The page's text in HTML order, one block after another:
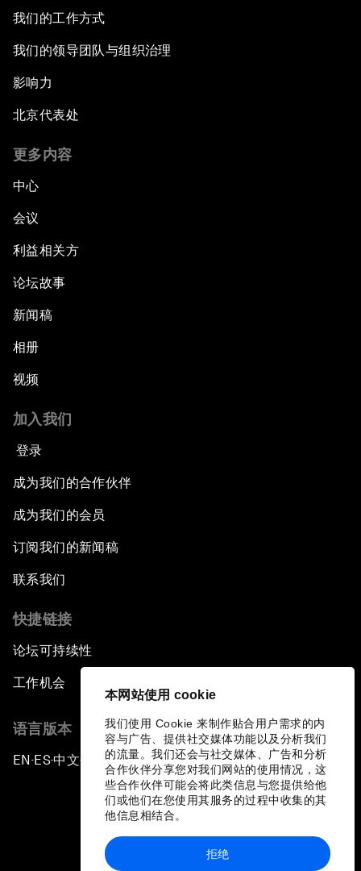
本网站使用 cookie
我们使用 Cookie 来制作贴合用户需求的内
容与广告、提供社交媒体功能以及分析我们
的流量。我们还会与社交媒体、广告和分析
合作伙伴分享您对我们网站的使用情况，这
些合作伙伴可能会将此类信息与您提供给他
们或他们在您使用其服务的过程中收集的其
他信息相结合。
拒绝
我们的工作方式
我们的领导团队与组织治理
影响力
北京代表处
更多内容
中心
会议
利益相关方
论坛故事
新闻稿
相册
视频
加入我们
登录
成为我们的合作伙伴
成为我们的会员
订阅我们的新闻稿
联系我们
快捷链接
论坛可持续性
工作机会
语言版本
EN ▪ES▪中文▪ 日本語